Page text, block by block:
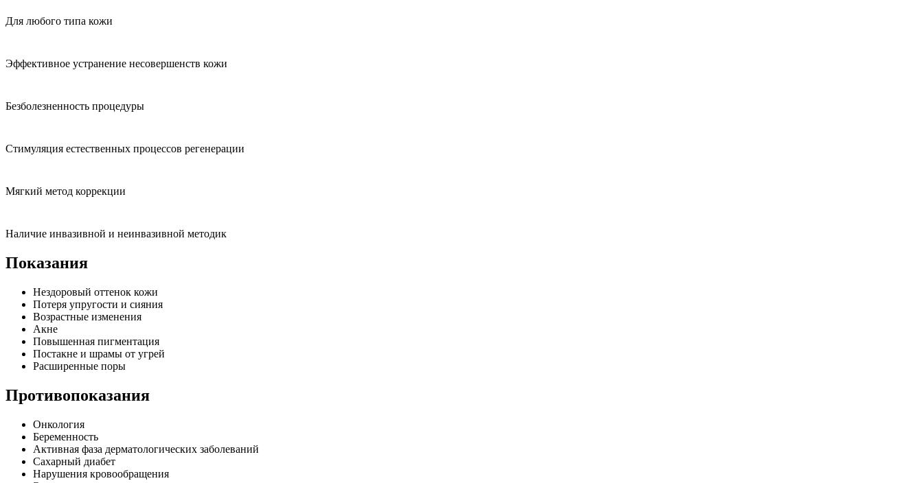
Для любого типа кожи
Эффективное устранение несовершенств кожи
Безболезненность процедуры
Стимуляция естественных процессов регенерации
Мягкий метод коррекции
Наличие инвазивной и неинвазивной методик
Показания
Нездоровый оттенок кожи
Потеря упругости и сияния
Возрастные изменения
Акне
Повышенная пигментация
Постакне и шрамы от угрей
Расширенные поры
Противопоказания
Онкология
Беременность
Активная фаза дерматологических заболеваний
Сахарный диабет
Нарушения кровообращения